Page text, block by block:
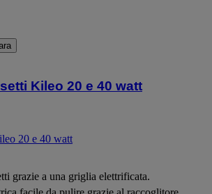
Kileo 20 e 40 watt
20 e 40 watt
grazie a una griglia elettrificata.